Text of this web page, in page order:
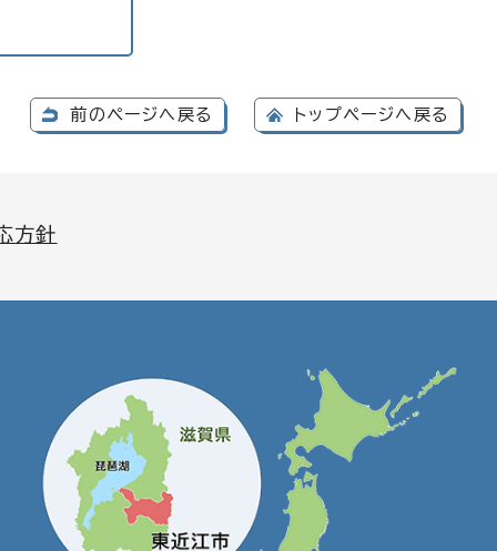
前のページへ戻る トップページへ戻る
方針